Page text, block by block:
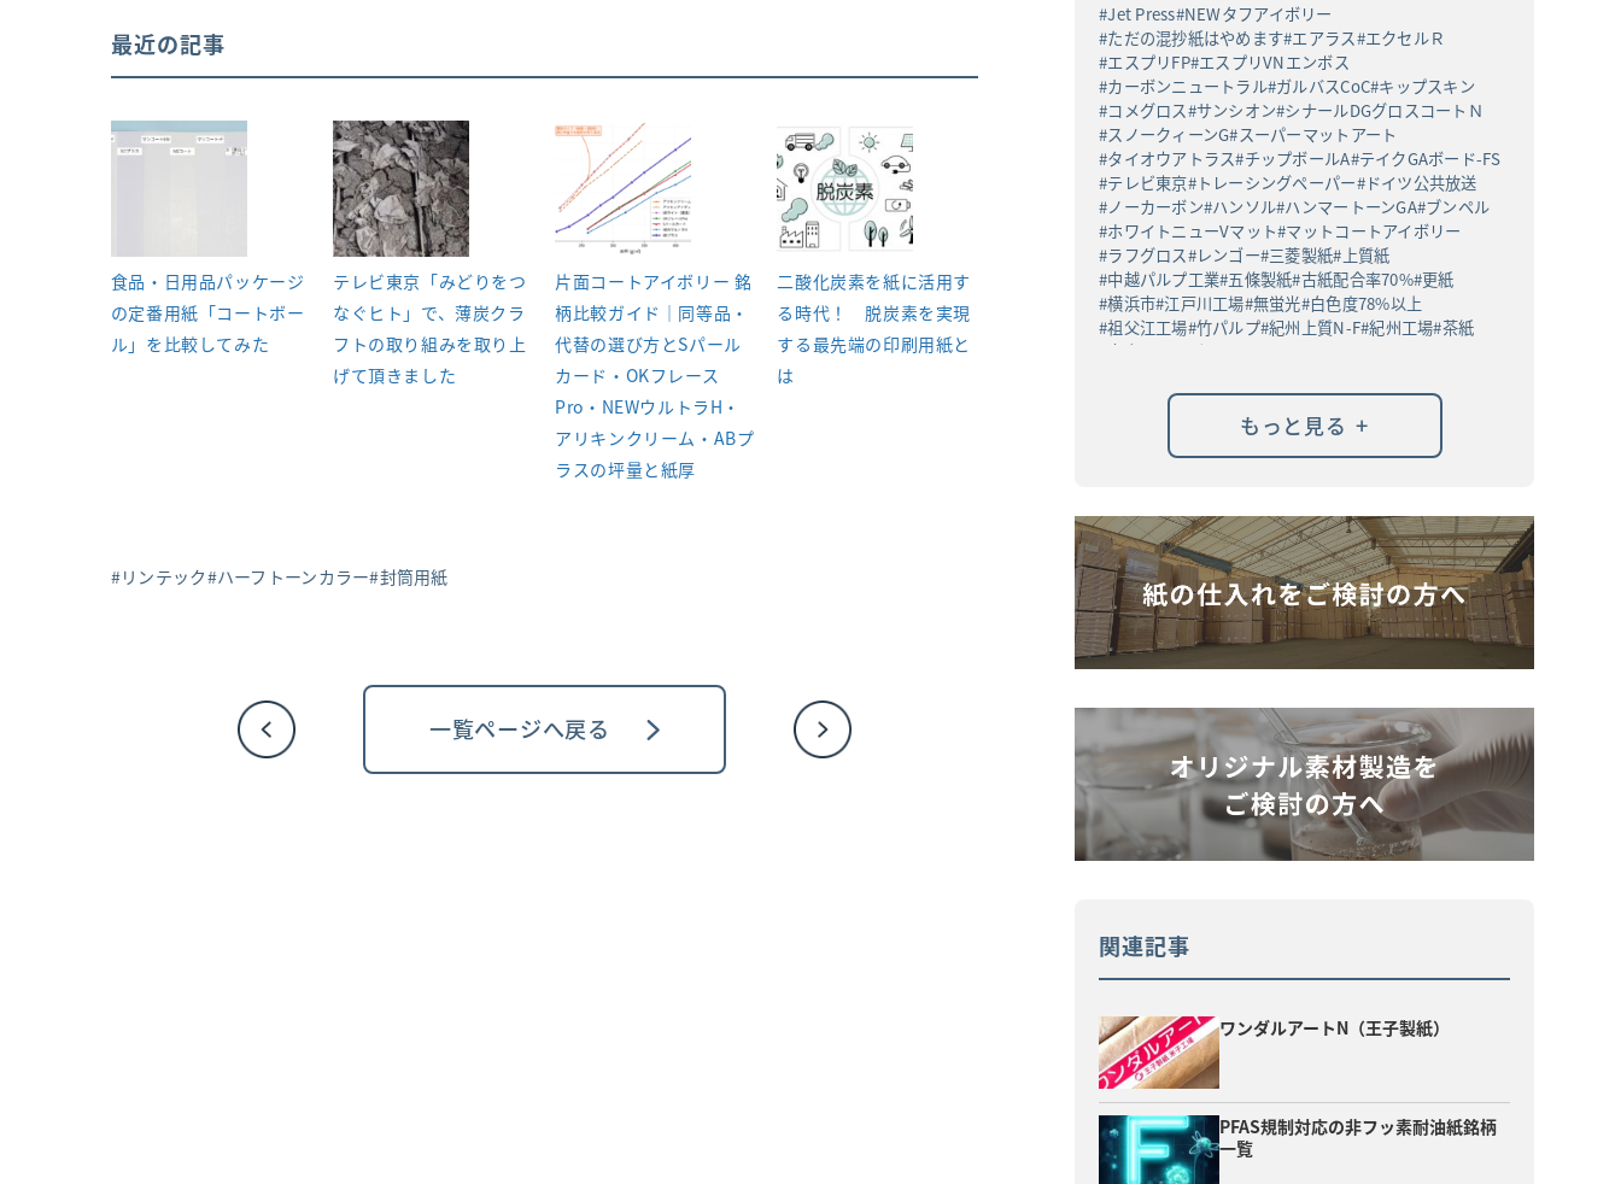
最近の記事
食品・日用品パッケージ
の定番用紙「コートボー
ル」を比較してみた
テレビ東京「みどりをつ
なぐヒト」で、薄炭クラ
フトの取り組みを取り上
げて頂きました
片面コートアイボリー 銘
柄比較ガイド｜同等品・
代替の選び方とSパール
カード・OKフレース
Pro・NEWウルトラH・
アリキンクリーム・ABプ
ラスの坪量と紙厚
二酸化炭素を紙に活用す
る時代！ 脱炭素を実現
する最先端の印刷用紙と
は
リンテック ハーフトーンカラー 封筒用紙
一覧ページへ戻る
Jet Press NEWタフアイボリー
ただの混抄紙はやめます エアラス エクセルＲ
エスプリFP エスプリVNエンボス
カーボンニュートラル ガルバスCoC キップスキン
コメグロス サンシオン シナールDGグロスコートＮ
スノークィーンG スーパーマットアート
タイオウアトラス チップボールA テイクGAボード-FS
テレビ東京 トレーシングペーパー ドイツ公共放送
ノーカーボン ハンソル ハンマートーンGA ブンペル
ホワイトニューVマット マットコートアイボリー
ラフグロス レンゴー 三菱製紙
上質紙
中越パルプ工業 五條製紙 古紙配合率70% 更紙
横浜市 江戸川工場 無蛍光 白色度78%以上
祖父江工場 竹パルプ 紀州上質N-F 紀州工場 茶紙
高白ラフバガス
もっと見る +
関連記事
ワンダルアートN（王子製紙）
PFAS規制対応の非フッ素耐油紙銘柄
一覧